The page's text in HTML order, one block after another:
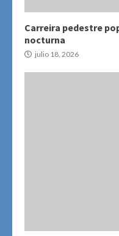
Carreira pedestre
nocturna
julio 18, 2026